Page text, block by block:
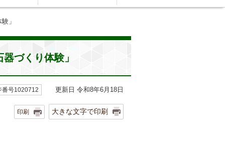
」
づくり体験」
番号1020712 更新日 令和8年6月18日
印刷 大きな文字で印刷